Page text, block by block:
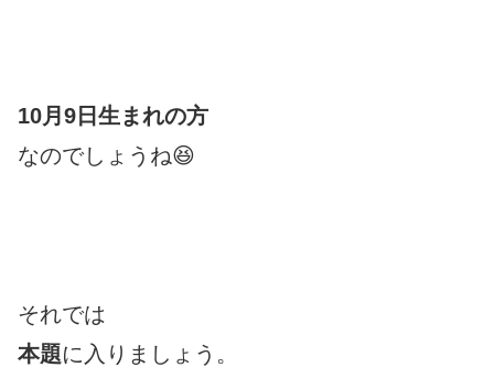
10月9日生まれの方
なのでしょうね😆
それでは
本題に入りましょう。